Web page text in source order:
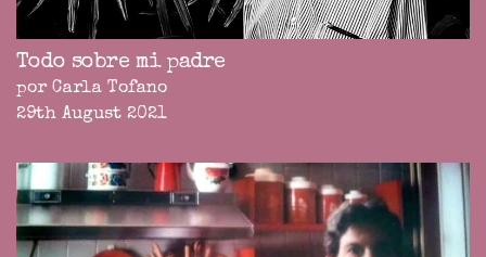
Todo sobre mi padre
por Carla Tofano
29th August 2021